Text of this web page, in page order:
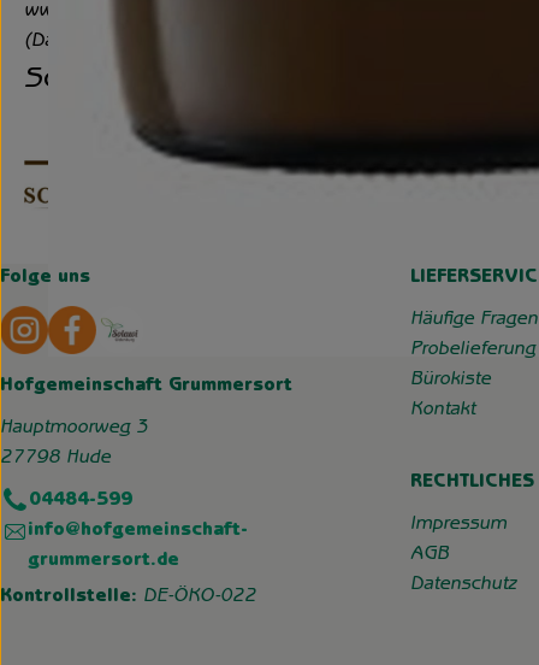
www.molkerei-schrozberg.de
(Daten von Ecoinform)
Schrozberger Milchbauern
Folge uns
Externer Link zu https://www.instagram.com/
Externer Link zu https://wp.solawi-
Hofgemeinschaft Grummersort
Hauptmoorweg 3
27798 Hude
04484-599
info@hofgemeinschaft-
grummersort.de
Kontrollstelle: DE-ÖKO-022
Häufige Fragen
Probelieferung
Bürokiste
Kontakt
RECHTLICHES
Impressum
AGB
Datenschutz